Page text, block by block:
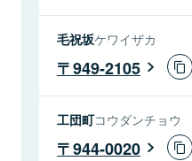
毛祝坂ケワイザカ
949-2105
工団町コウダンチョウ
944-0020